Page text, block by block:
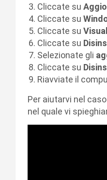
Cliccate su
Cliccate su
Cliccate su
Cliccate su
Selezionate gli
Cliccate su
Riavviate il
Per aiutarvi nel
nel quale vi